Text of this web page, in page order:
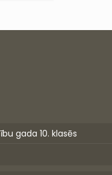
gada 10. klasēs